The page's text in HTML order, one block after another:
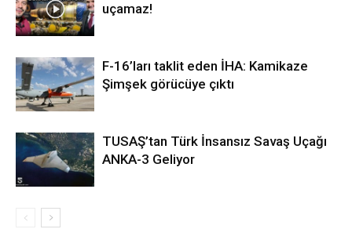
uçamaz!
F-16’ları taklit eden İHA: Kamikaze
Şimşek görücüye çıktı
TUSAŞ’tan Türk İnsansız Savaş Uçağı
ANKA-3 Geliyor